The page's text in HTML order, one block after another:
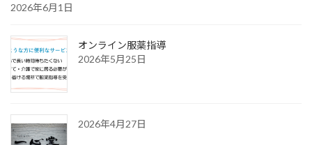
2026年6月1日
オンライン服薬指導
2026年5月25日
2026年4月27日